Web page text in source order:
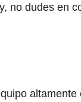
no dudes en